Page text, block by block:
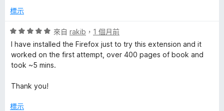
v
e
D
分
滿
分
分
標示
評
價
5
分
滿
5
來自 rakib ， 1 個月前
I have installed the Firefox just to try this extension and it
worked on the first attempt, over 400 pages of book and
took ~5 mins.
Thank you!
標示